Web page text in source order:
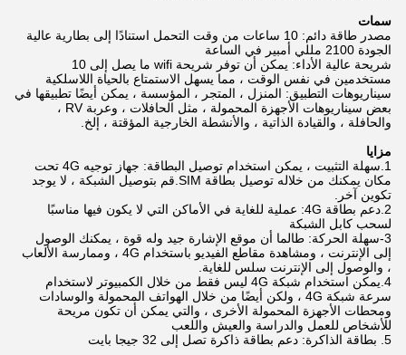
سمات
مصدر طاقة دائم: 10 ساعات من وقت التحمل استنادًا إلى بطارية عالية
الجودة 2100 مللي أمبير في الساعة
شريحة عالية الأداء: يمكن أن توفر شريحة wifi ما يصل إلى 10
مستخدمين في نفس الوقت ، مما يسهل الاستمتاع بالحياة اللاسلكية
سيناريوهات التطبيق: المنزل ، المتجر ، المؤسسة ، يمكن أيضًا تطبيقها في
بعض سيناريوهات الأجهزة المحمولة ، مثل الحافلات ، وعربة RV ،
والحافلة ، والقيادة الذاتية ، والأنشطة الخارجية المؤقتة ، إلخ.
مزايا
1.سهلة التثبيت ، يمكن استخدام توصيل البطاقة: جهاز توجيه 4G تحت
مكان يمكنك من خلاله توصيل بطاقة SIM.قم بتوصيل الشبكة ، لا يوجد
تكوين آخر.
2.دعم بطاقة 4G: عملية للغاية في الأماكن التي لا يكون فيها مناسبًا
لسحب كابل الشبكة
3-سهلة الحركة: طالما أن موقع الإشارة جيد وله قوة ، يمكنك الوصول
إلى الإنترنت ، ومشاهدة مقاطع الفيديو باستخدام 4G ، وممارسة الألعاب
، والوصول إلى الإنترنت سلس للغاية.
4.يمكن استخدام شبكة 4G ليس فقط من خلال الكمبيوتر لاستخدام
سرعة شبكة 4G ، ولكن أيضًا من خلال الهواتف المحمولة والوسادات
ومحطات الأجهزة المحمولة الأخرى ، والتي يمكن أن تكون مريحة
للأشخاص للعمل والدراسة والعيش واللعب
5. بطاقة الذاكرة: دعم بطاقة ذاكرة تصل إلى 32 جيجا بايت